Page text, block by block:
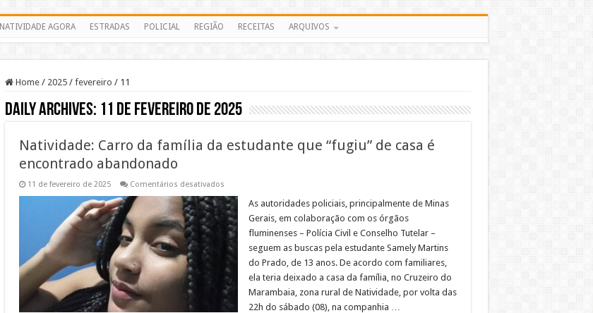
NATIVIDADE AGORA ESTRADAS POLICIAL REGIÃO RECEITAS ARQUIVOS
Home / 2025 / fevereiro / 11
Daily Archives: 11 de fevereiro de 2025
Natividade: Carro da família da estudante que “fugiu” de casa é
encontrado abandonado
11 de fevereiro de 2025 Comentários desativadosem
Carro
da
família
da
estudante
que
“fugiu”
de
casa
é
encontrado
abandonado
As autoridades policiais, principalmente de Minas
Gerais, em colaboração com os órgãos
fluminenses – Polícia Civil e Conselho Tutelar –
seguem as buscas pela estudante Samely Martins
do Prado, de 13 anos. De acordo com familiares,
ela teria deixado a casa da família, no Cruzeiro do
Marambaia, zona rural de Natividade, por volta das
22h do sábado (08), na companhia …